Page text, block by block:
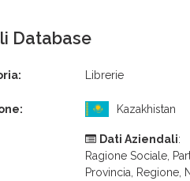
Database
Librerie
Kazakhistan
Dati Aziendali:
Ragione Sociale,
Provincia, Regione,